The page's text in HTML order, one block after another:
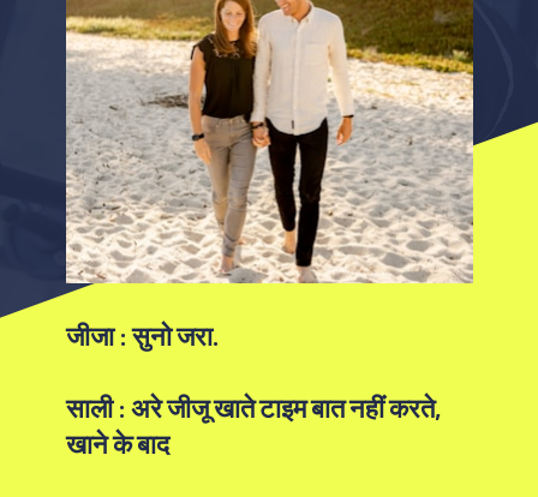
जीजा : सुनो जरा.
साली : अरे जीजू खाते टाइम बात नहीं करते,
खाने के बाद